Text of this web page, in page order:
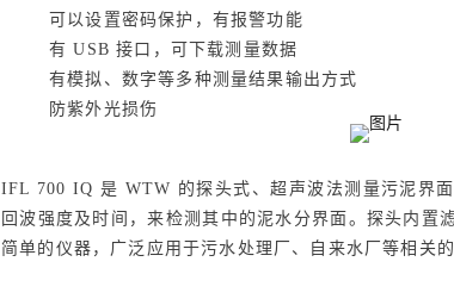
可以设置密码保护，有报警功能
有 USB 接口，可下载测量数据
有模拟、数字等多种测量结果输出方式
防紫外光损伤
IFL 700 IQ 是 WTW 的探头式、超声波法测量污泥界
回波强度及时间，来检测其中的泥水分界面。探头内置
简单的仪器，广泛应用于污水处理厂、自来水厂等相关的